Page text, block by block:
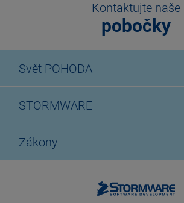
Kontaktujte naše
pobočky
Svět POHODA
STORMWARE
Zákony